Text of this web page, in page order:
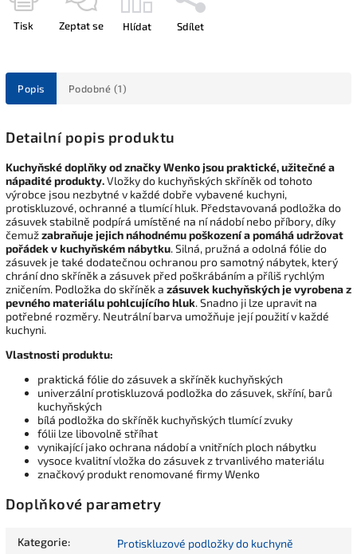
Tisk Zeptat se Hlídat Sdílet
Popis Podobné (1)
Detailní popis produktu
Kuchyňské doplňky od značky Wenko jsou praktické, užitečné a
nápadité produkty.Vložky do kuchyňských skříněk od tohoto
výrobce jsou nezbytné v každé dobře vybavené kuchyni,
protiskluzové, ochranné a tlumící hluk. Představovaná podložka do
zásuvek stabilně podpírá umístěné na ní nádobí nebo příbory, díky
čemužzabraňuje jejich náhodnému poškození a pomáhá udržovat
pořádek v kuchyňském nábytku. Silná, pružná a odolná fólie do
zásuvek je také dodatečnou ochranou pro samotný nábytek, který
chrání dno skříněk a zásuvek před poškrábáním a příliš rychlým
zničením. Podložka do skříněk a zásuvek kuchyňských je vyrobena z
pevného materiálu pohlcujícího hluk. Snadno ji lze upravit na
potřebné rozměry. Neutrální barva umožňuje její použití v každé
kuchyni.
Vlastnosti produktu:
praktická fólie do zásuvek a skříněk kuchyňských
univerzální protiskluzová podložka do zásuvek, skříní, barů
kuchyňských
bílá podložka do skříněk kuchyňských tlumící zvuky
fólii lze libovolně stříhat
vynikající jako ochrana nádobí a vnitřních ploch nábytku
vysoce kvalitní vložka do zásuvek z trvanlivého materiálu
značkový produkt renomované firmy Wenko
Doplňkové parametry
Kategorie: Protiskluzové podložky do kuchyně